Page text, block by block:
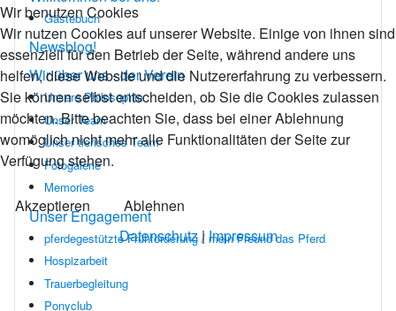
Gästebuch
Newsblog!
Wir über uns - der Verein
Unsere Philosophie
Unser Team
Unser tierisches Team
Fotogalerie
Memories
Unser Engagement
pferdegestützte Frühförderung / mein Freund das Pferd
Hospizarbeit
Trauerbegleitung
Ponyclub
Wir benutzen Cookies
Wir nutzen Cookies auf unserer Website. Einige von ihnen sind
essenziell für den Betrieb der Seite, während andere uns
helfen, diese Website und die Nutzererfahrung zu verbessern.
Sie können selbst entscheiden, ob Sie die Cookies zulassen
möchten. Bitte beachten Sie, dass bei einer Ablehnung
womöglich nicht mehr alle Funktionalitäten der Seite zur
Verfügung stehen.
Akzeptieren
Ablehnen
Datenschutz| Impressum